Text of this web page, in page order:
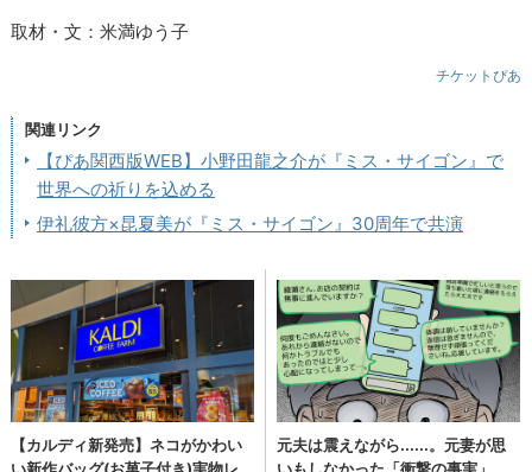
取材・文：米満ゆう子
チケットぴあ
関連リンク
【ぴあ関西版WEB】小野田龍之介が『ミス・サイゴン』で
世界への祈りを込める
伊礼彼方×昆夏美が『ミス・サイゴン』30周年で共演